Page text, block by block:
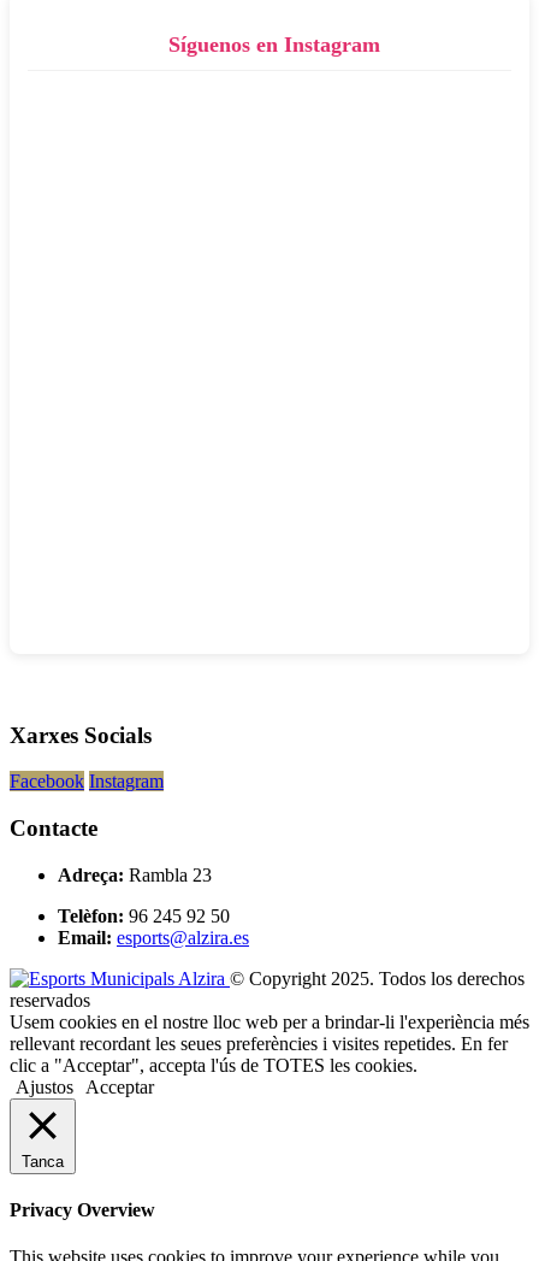
Síguenos en Instagram
Xarxes Socials
Facebook Instagram
Contacte
Adreça: Rambla 23
Telèfon: 96 245 92 50
Email: esports@alzira.es
© Copyright 2025. Todos los derechos
reservados
Usem cookies en el nostre lloc web per a brindar-li l'experiència més
rellevant recordant les seues preferències i visites repetides. En fer
clic a "Acceptar", accepta l'ús de TOTES les cookies.
Ajustos
Acceptar
Tanca
Privacy Overview